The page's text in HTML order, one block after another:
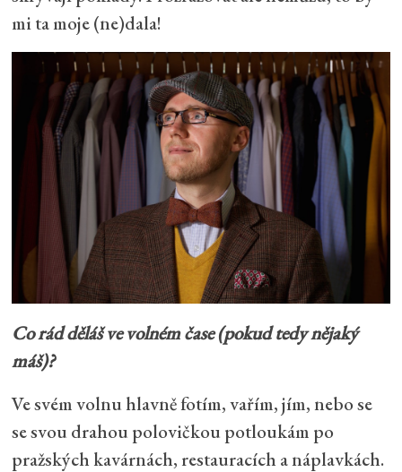
mi ta moje (ne)dala!
Co rád děláš ve volném čase (pokud tedy nějaký
máš)?
Ve svém volnu hlavně fotím, vařím, jím, nebo se
se svou drahou polovičkou potloukám po
pražských kavárnách, restauracích a náplavkách.